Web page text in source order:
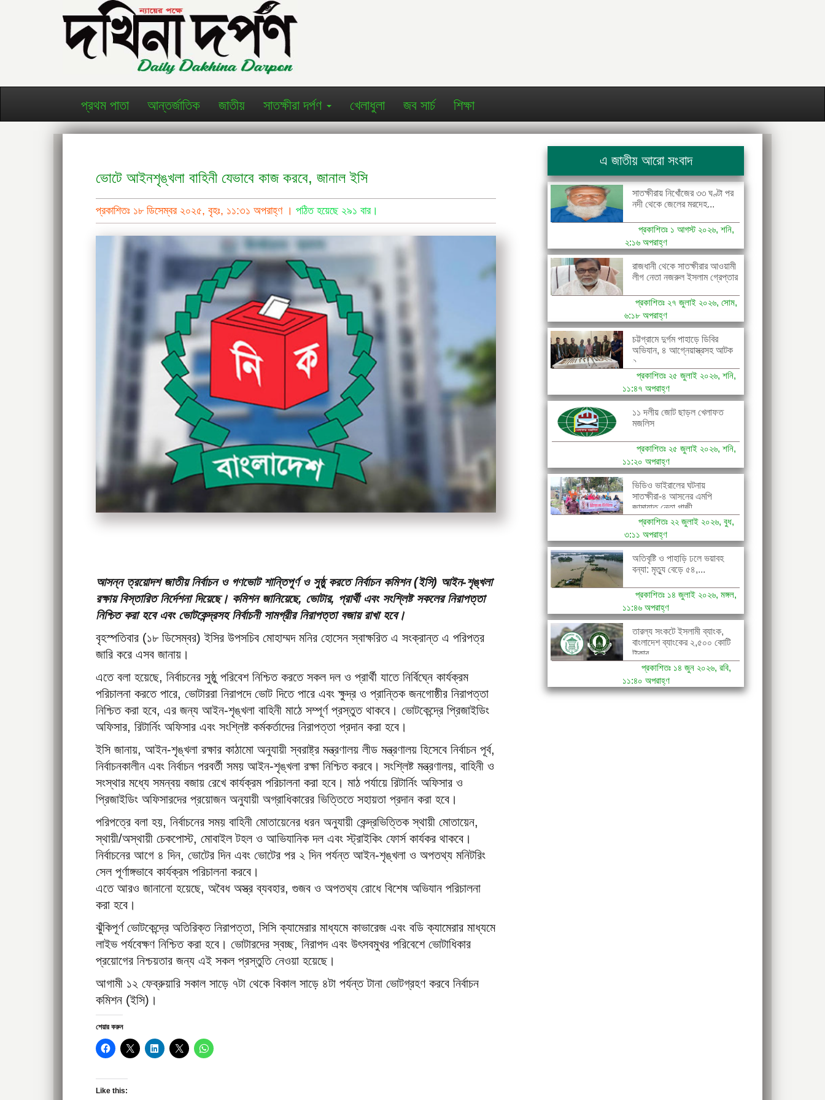
প্রথম পাতা আন্তর্জাতিক জাতীয় সাতক্ষীরা দর্পণ খেলাধুলা জব সার্চ শিক্ষা
ভোটে আইনশৃঙ্খলা বাহিনী যেভাবে কাজ করবে, জানাল ইসি
প্রকাশিতঃ ১৮ ডিসেম্বর ২০২৫, বৃহঃ, ১১:৩১ অপরাহ্ণ । পঠিত হয়েছে ২৯১ বার।
আসন্ন ত্রয়োদশ জাতীয় নির্বাচন ও গণভোট শান্তিপূর্ণ ও সুষ্ঠু করতে নির্বাচন কমিশন (ইসি) আইন-শৃঙ্খলা
রক্ষায় বিস্তারিত নির্দেশনা দিয়েছে। কমিশন জানিয়েছে, ভোটার, প্রার্থী এবং সংশ্লিষ্ট সকলের নিরাপত্তা
নিশ্চিত করা হবে এবং ভোটকেন্দ্রসহ নির্বাচনী সামগ্রীর নিরাপত্তা বজায় রাখা হবে।
বৃহস্পতিবার (১৮ ডিসেম্বর) ইসির উপসচিব মোহাম্মদ মনির হোসেন স্বাক্ষরিত এ সংক্রান্ত এ পরিপত্র
জারি করে এসব জানায়।
এতে বলা হয়েছে, নির্বাচনের সুষ্ঠু পরিবেশ নিশ্চিত করতে সকল দল ও প্রার্থী যাতে নির্বিঘ্নে কার্যক্রম
পরিচালনা করতে পারে, ভোটাররা নিরাপদে ভোট দিতে পারে এবং ক্ষুদ্র ও প্রান্তিক জনগোষ্ঠীর নিরাপত্তা
নিশ্চিত করা হবে, এর জন্য আইন-শৃঙ্খলা বাহিনী মাঠে সম্পূর্ণ প্রস্তুত থাকবে। ভোটকেন্দ্রে প্রিজাইডিং
অফিসার, রিটার্নিং অফিসার এবং সংশ্লিষ্ট কর্মকর্তাদের নিরাপত্তা প্রদান করা হবে।
ইসি জানায়, আইন-শৃঙ্খলা রক্ষার কাঠামো অনুযায়ী স্বরাষ্ট্র মন্ত্রণালয় লীড মন্ত্রণালয় হিসেবে নির্বাচন পূর্ব,
নির্বাচনকালীন এবং নির্বাচন পরবর্তী সময় আইন-শৃঙ্খলা রক্ষা নিশ্চিত করবে। সংশ্লিষ্ট মন্ত্রণালয়, বাহিনী ও
সংস্থার মধ্যে সমন্বয় বজায় রেখে কার্যক্রম পরিচালনা করা হবে। মাঠ পর্যায়ে রিটার্নিং অফিসার ও
প্রিজাইডিং অফিসারদের প্রয়োজন অনুযায়ী অগ্রাধিকারের ভিত্তিতে সহায়তা প্রদান করা হবে।
পরিপত্রে বলা হয়, নির্বাচনের সময় বাহিনী মোতায়েনের ধরন অনুযায়ী কেন্দ্রভিত্তিক স্থায়ী মোতায়েন,
স্থায়ী/অস্থায়ী চেকপোস্ট, মোবাইল টহল ও আভিযানিক দল এবং স্ট্রাইকিং ফোর্স কার্যকর থাকবে।
নির্বাচনের আগে ৪ দিন, ভোটের দিন এবং ভোটের পর ২ দিন পর্যন্ত আইন-শৃঙ্খলা ও অপতথ্য মনিটরিং
সেল পূর্ণাঙ্গভাবে কার্যক্রম পরিচালনা করবে।
এতে আরও জানানো হয়েছে, অবৈধ অস্ত্র ব্যবহার, গুজব ও অপতথ্য রোধে বিশেষ অভিযান পরিচালনা
করা হবে।
ঝুঁকিপূর্ণ ভোটকেন্দ্রে অতিরিক্ত নিরাপত্তা, সিসি ক্যামেরার মাধ্যমে কাভারেজ এবং বডি ক্যামেরার মাধ্যমে
লাইভ পর্যবেক্ষণ নিশ্চিত করা হবে। ভোটারদের স্বচ্ছ, নিরাপদ এবং উৎসবমুখর পরিবেশে ভোটাধিকার
প্রয়োগের নিশ্চয়তার জন্য এই সকল প্রস্তুতি নেওয়া হয়েছে।
আগামী ১২ ফেব্রুয়ারি সকাল সাড়ে ৭টা থেকে বিকাল সাড়ে ৪টা পর্যন্ত টানা ভোটগ্রহণ করবে নির্বাচন
কমিশন (ইসি)।
শেয়ার করুন
Like this:
এ জাতীয় আরো সংবাদ
সাতক্ষীরায় নিখোঁজের ৩৩ ঘণ্টা পর
নদী থেকে জেলের মরদেহ...
প্রকাশিতঃ ১ আগস্ট ২০২৬, শনি,
২:১৬ অপরাহ্ণ
রাজধানী থেকে সাতক্ষীরার আওয়ামী
লীগ নেতা নজরুল ইসলাম গ্রেপ্তার
প্রকাশিতঃ ২৭ জুলাই ২০২৬, সোম,
৬:১৮ অপরাহ্ণ
চট্টগ্রামে দুর্গম পাহাড়ে ডিবির
অভিযান, ৪ আগ্নেয়াস্ত্রসহ আটক
২...
প্রকাশিতঃ ২৫ জুলাই ২০২৬, শনি,
১১:৪৭ অপরাহ্ণ
১১ দলীয় জোট ছাড়ল খেলাফত
মজলিস
প্রকাশিতঃ ২৫ জুলাই ২০২৬, শনি,
১১:২০ অপরাহ্ণ
ভিডিও ভাইরালের ঘটনায়
সাতক্ষীরা-৪ আসনের এমপি
জামায়াত নেতা গাজী...
প্রকাশিতঃ ২২ জুলাই ২০২৬, বুধ,
৩:১১ অপরাহ্ণ
অতিবৃষ্টি ও পাহাড়ি ঢলে ভয়াবহ
বন্যা: মৃত্যু বেড়ে ৫৪,...
প্রকাশিতঃ ১৪ জুলাই ২০২৬, মঙ্গল,
১১:৪৬ অপরাহ্ণ
তারল্য সংকটে ইসলামী ব্যাংক,
বাংলাদেশ ব্যাংকের ২,৫০০ কোটি
টাকার...
প্রকাশিতঃ ১৪ জুন ২০২৬, রবি,
১১:৪০ অপরাহ্ণ